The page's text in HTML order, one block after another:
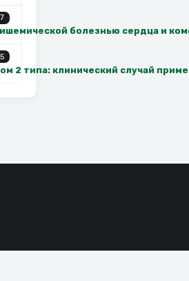
болезнью сердца и
2 типа: клинический случай